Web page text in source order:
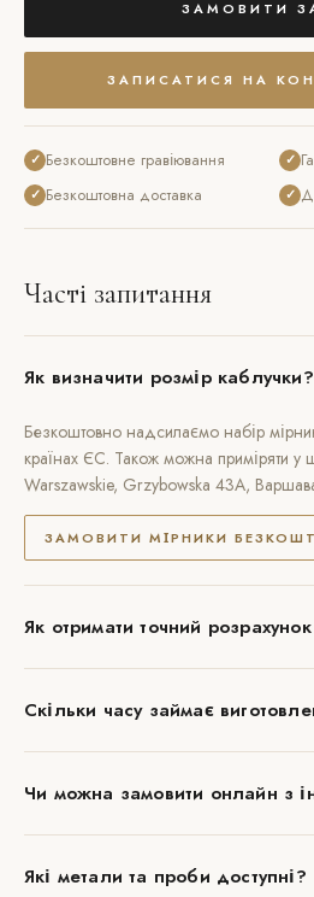
ЗАМОВИТИ
ЗАПИСАТИСЯ НА
✓ Безкоштовне гравіювання
✓ Безкоштовна доставка
✓
✓
Часті запитання
Як визначити розмір каблучки?
Безкоштовно надсилаємо набір
країнах ЄС. Також можна приміряти у
Warszawskie, Grzybowska 43A,
ЗАМОВИТИ МІРНИКИ
Як отримати точний розрахунок
Скільки часу займає
Чи можна замовити онлайн з
Які метали та проби доступні?